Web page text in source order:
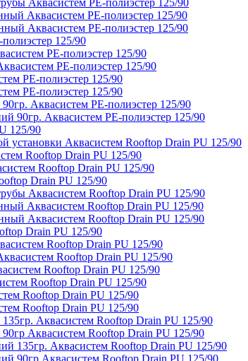
Аквасистем PE-полиэстер 125/90
Аквасистем PE-полиэстер 125/90
Аквасистем PE-полиэстер 125/90
125/90
PE-полиэстер 125/90
PE-полиэстер 125/90
PE-полиэстер 125/90
PE-полиэстер 125/90
Аквасистем PE-полиэстер 125/90
90гр. Аквасистем PE-полиэстер 125/90
125/90
установки Аквасистем Rooftop Drain PU 125/90
Rooftop Drain PU 125/90
Rooftop Drain PU 125/90
Drain PU 125/90
Аквасистем Rooftop Drain PU 125/90
Аквасистем Rooftop Drain PU 125/90
Аквасистем Rooftop Drain PU 125/90
Drain PU 125/90
Rooftop Drain PU 125/90
Rooftop Drain PU 125/90
Rooftop Drain PU 125/90
Rooftop Drain PU 125/90
Rooftop Drain PU 125/90
Rooftop Drain PU 125/90
Аквасистем Rooftop Drain PU 125/90
Аквасистем Rooftop Drain PU 125/90
135гр. Аквасистем Rooftop Drain PU 125/90
90гр Аквасистем Rooftop Drain PU 125/90